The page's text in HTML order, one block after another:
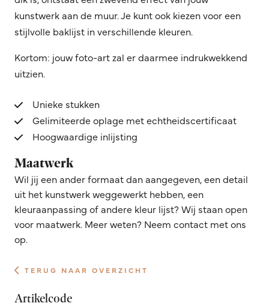
kunstwerk aan de muur. Je kunt ook kiezen voor een
stijlvolle baklijst in verschillende kleuren.
Kortom: jouw foto-art zal er daarmee indrukwekkend
uitzien.
Unieke stukken
Gelimiteerde oplage met echtheidscertificaat
Hoogwaardige inlijsting
Maatwerk
Wil jij een ander formaat dan aangegeven, een detail
uit het kunstwerk weggewerkt hebben, een
kleuraanpassing of andere kleur lijst? Wij staan open
voor maatwerk. Meer weten? Neem contact met ons
op.
TERUG NAAR OVERZICHT
Artikelcode